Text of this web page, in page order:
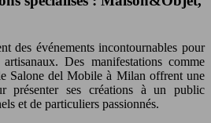
des événements incontournables pour
Des manifestations comme
Salone del Mobile à Milan offrent une
présenter ses créations à un public
et de particuliers passionnés.